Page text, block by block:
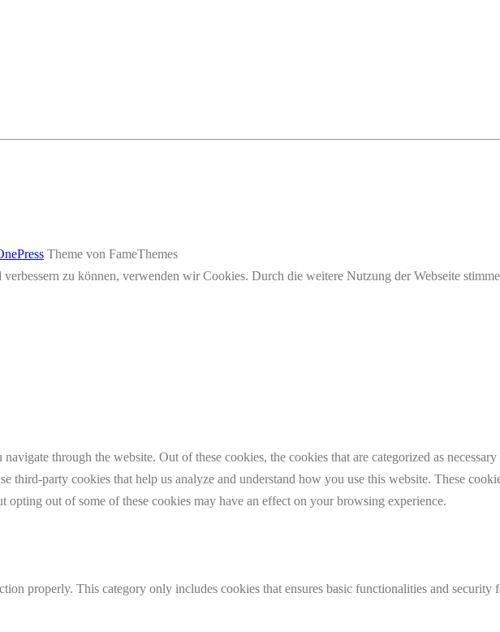
Theme von FameThemes
zu können, verwenden wir Cookies. Durch die weitere Nutzung der Webseite
through the website. Out of these cookies, the cookies that are categorized as
third-party cookies that help us analyze and understand how you use this website. These
opting out of some of these cookies may have an effect on your browsing experience.
properly. This category only includes cookies that ensures basic functionalities and security